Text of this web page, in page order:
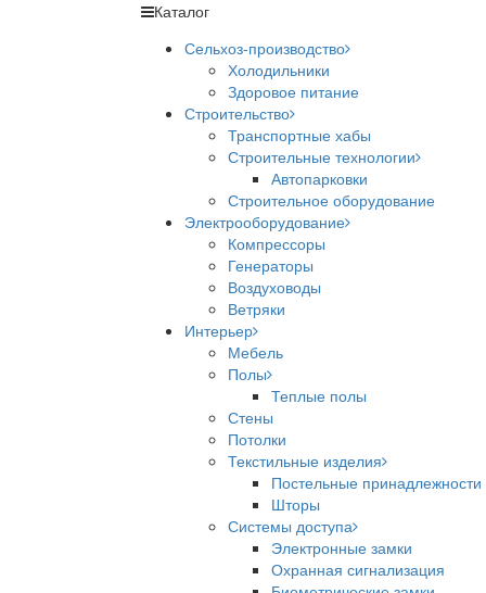
Каталог
Сельхоз-производство
Холодильники
Здоровое питание
Строительство
Транспортные хабы
Строительные технологии
Автопарковки
Строительное оборудование
Электрооборудование
Компрессоры
Генераторы
Воздуховоды
Ветряки
Интерьер
Мебель
Полы
Теплые полы
Стены
Потолки
Текстильные изделия
Постельные принадлежности
Шторы
Системы доступа
Электронные замки
Охранная сигнализация